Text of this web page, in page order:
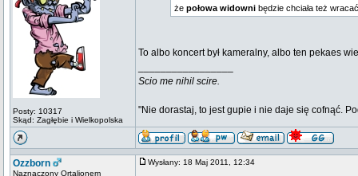
Posty: 10317
Skąd: Zagłębie i Wielkopolska
że połowa widowni będzie chciała też
To albo koncert był kameralny, albo ten pekaes
Scio me nihil scire.
"Nie dorastaj, to jest gupie i nie daje się cofnąć.
Ozzborn
Naznaczony Ortalionem
Wysłany: 18 Maj 2011, 12:34